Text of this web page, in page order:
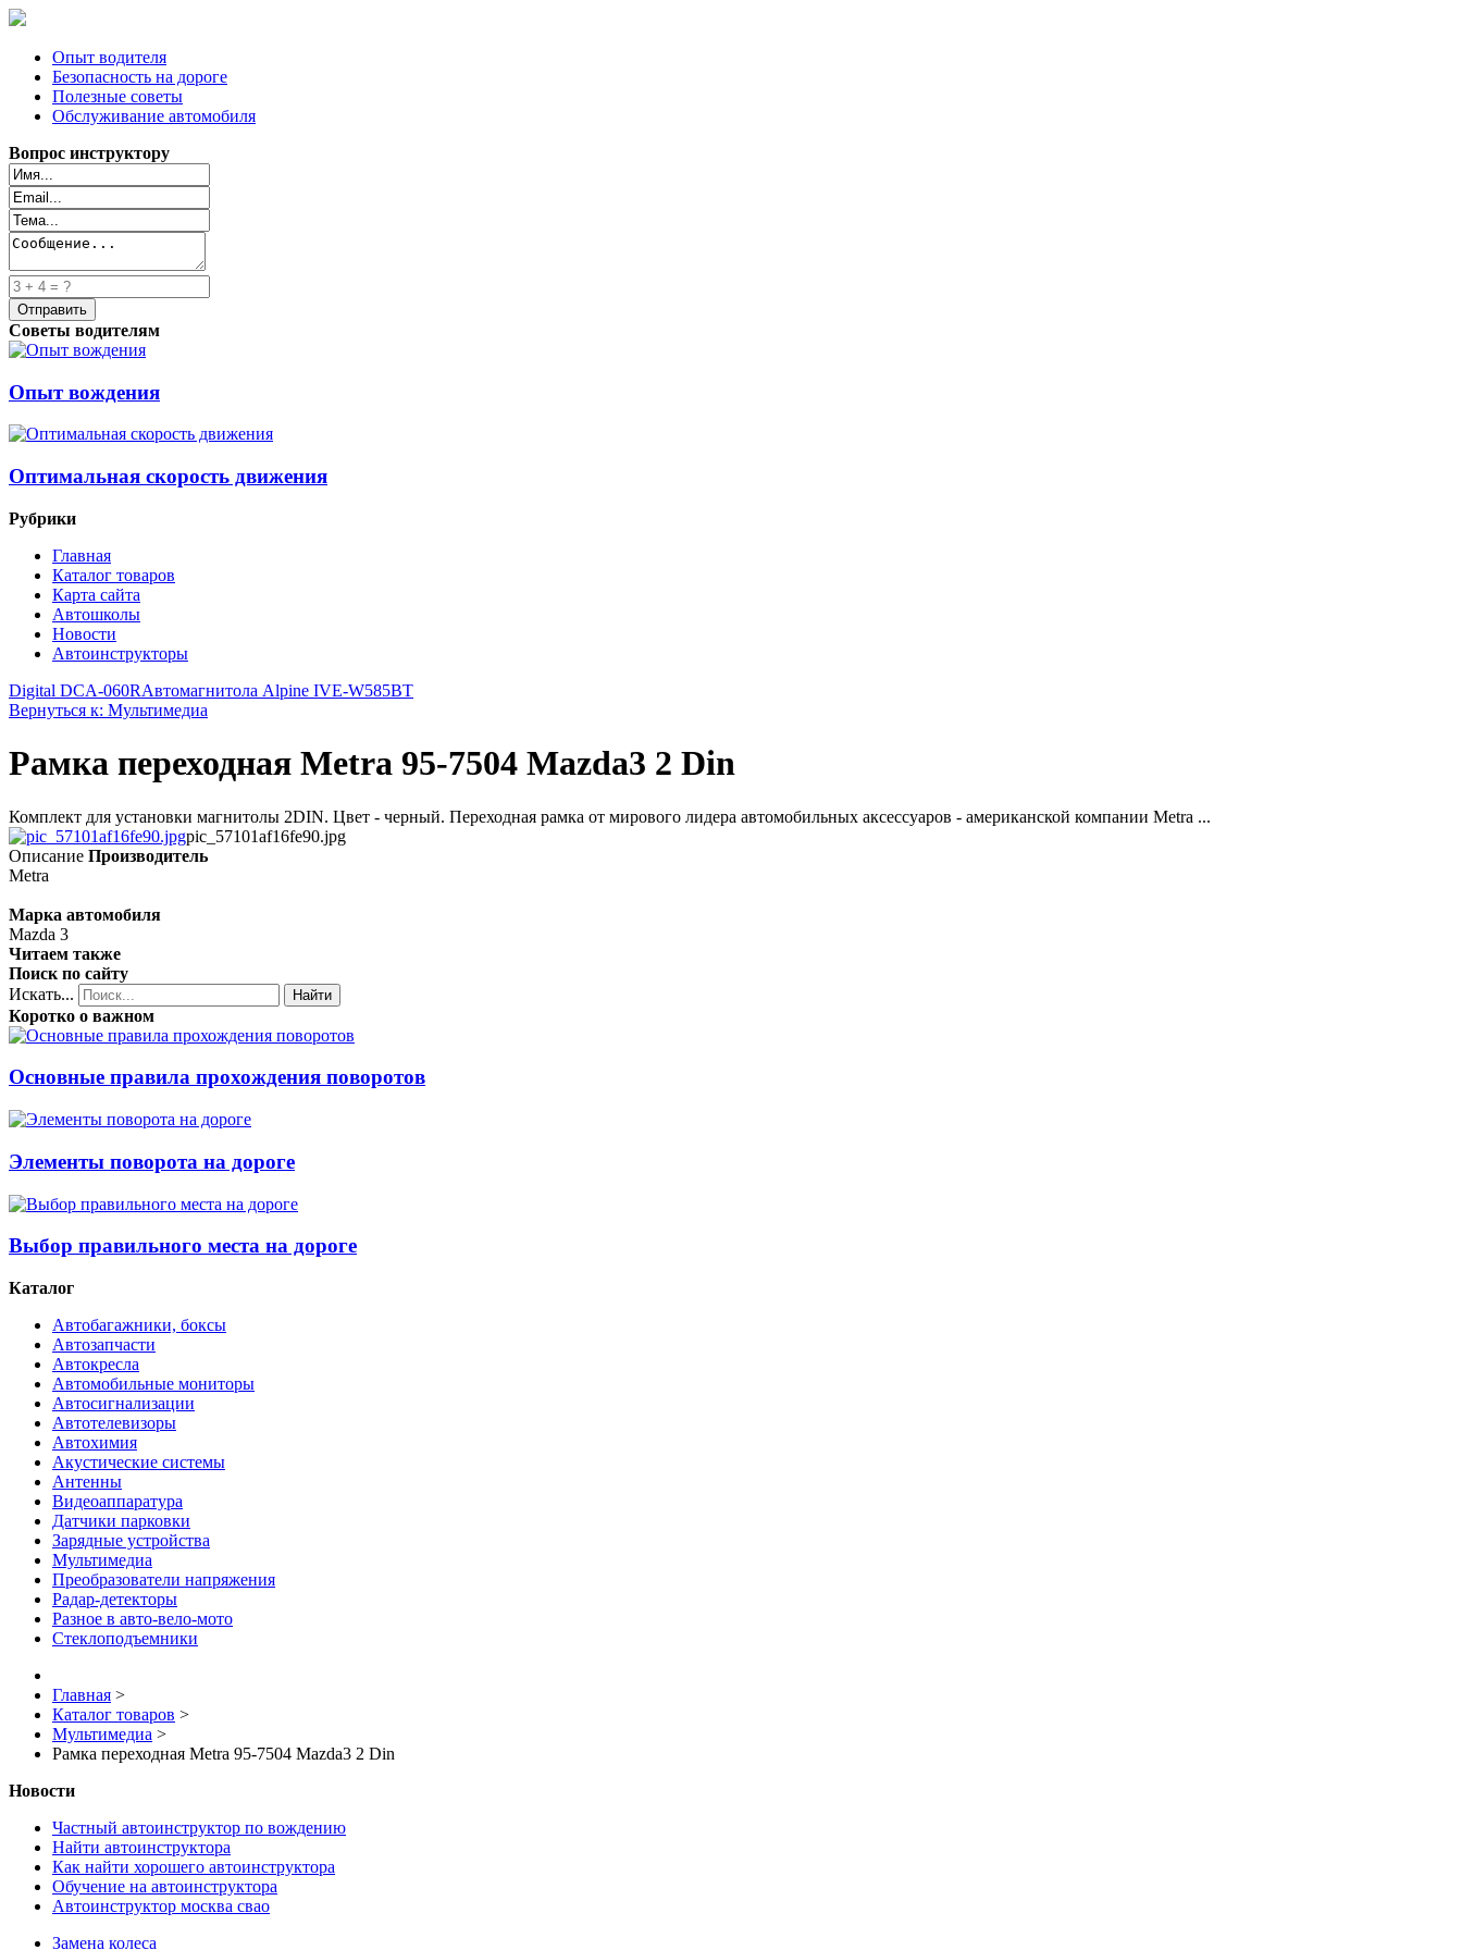
Опыт водителя
Безопасность на дороге
Полезные советы
Обслуживание автомобиля
Вопрос инструктору
Советы водителям
Опыт вождения
Оптимальная скорость движения
Рубрики
Главная
Каталог товаров
Карта сайта
Автошколы
Новости
Автоинструкторы
Digital DCA-060RАвтомагнитола Alpine IVE-W585BT
Вернуться к: Мультимедиа
Рамка переходная Metra 95-7504 Mazda3 2 Din
Комплект для установки магнитолы 2DIN. Цвет - черный. Переходная рамка от мирового лидера автомобильных аксессуаров - американской компании Metra ...
pic_57101af16fe90.jpg
Описание Производитель
Metra
Марка автомобиля
Mazda 3
Читаем также
Поиск по сайту
Искать...
Найти
Коротко о важном
Основные правила прохождения поворотов
Элементы поворота на дороге
Выбор правильного места на дороге
Каталог
Автобагажники, боксы
Автозапчасти
Автокресла
Автомобильные мониторы
Автосигнализации
Автотелевизоры
Автохимия
Акустические системы
Антенны
Видеоаппаратура
Датчики парковки
Зарядные устройства
Мультимедиа
Преобразователи напряжения
Радар-детекторы
Разное в авто-вело-мото
Стеклоподъемники
Главная >
Каталог товаров >
Мультимедиа >
Рамка переходная Metra 95-7504 Mazda3 2 Din
Новости
Частный автоинструктор по вождению
Найти автоинструктора
Как найти хорошего автоинструктора
Обучение на автоинструктора
Автоинструктор москва свао
Замена колеса